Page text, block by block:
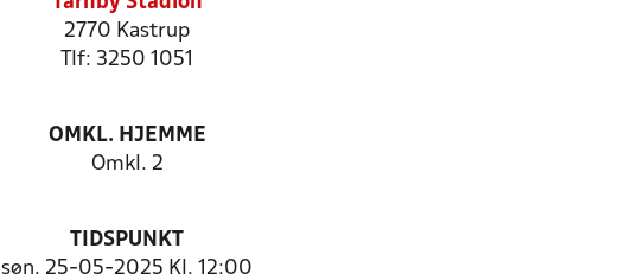
2770 Kastrup
Tlf: 3250 1051
OMKL. HJEMME
Omkl. 2
TIDSPUNKT
søn. 25-05-2025 Kl. 12:00